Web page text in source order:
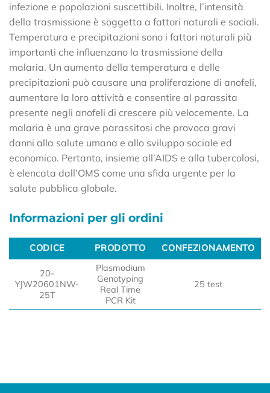
infezione e popolazioni suscettibili. Inoltre, l’intensità
della trasmissione è soggetta a fattori naturali e sociali.
Temperatura e precipitazioni sono i fattori naturali più
importanti che influenzano la trasmissione della
malaria. Un aumento della temperatura e delle
precipitazioni può causare una proliferazione di anofeli,
aumentare la loro attività e consentire al parassita
presente negli anofeli di crescere più velocemente. La
malaria è una grave parassitosi che provoca gravi
danni alla salute umana e allo sviluppo sociale ed
economico. Pertanto, insieme all’AIDS e alla tubercolosi,
è elencata dall’OMS come una sfida urgente per la
salute pubblica globale.
Informazioni per gli ordini
CODICE PRODOTTO
CONFEZIONAMENTO
CODICE
PRODOTTO
CONFEZIONAMENTO
20-
YJW20601NW-
25T
Plasmodium
Genotyping
Real Time
PCR Kit
25 test